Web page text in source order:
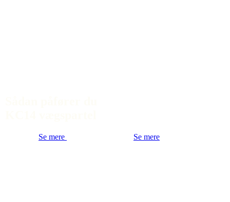
Se mere Se mere